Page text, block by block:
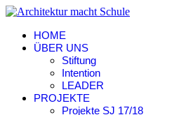
HOME
ÜBER UNS
Stiftung
Intention
LEADER
PROJEKTE
Projekte SJ 17/18